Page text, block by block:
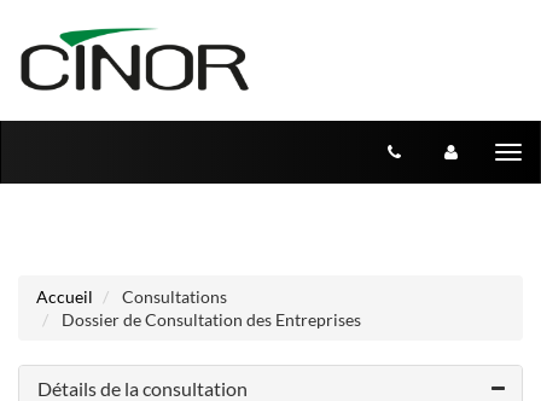
Accueil
Consultations
Dossier de Consultation des Entreprises
Détails de la consultation